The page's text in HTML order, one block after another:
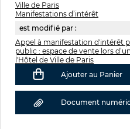
Ville de Paris
Manifestations d’intérêt
est modifié par :
Appel à manifestation d'intérêt
public : espace de vente lors
l'Hôtel de Ville de Paris
Ajouter au Panier
Document